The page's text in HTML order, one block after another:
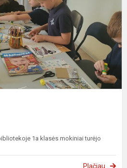
1a klasės mokiniai turėjo
Plačiau